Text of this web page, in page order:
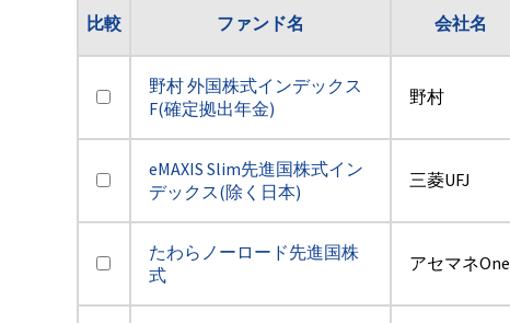
比較 ファンド名 会社名
野村 外国株式インデックス
F(確定拠出年金)
野村
eMAXIS Slim先進国株式イン
デックス(除く日本)
三菱UFJ
たわらノーロード先進国株
式
アセマネOne